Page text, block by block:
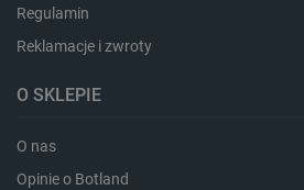
Regulamin
Reklamacje i zwroty
O SKLEPIE
O nas
Opinie o Botland